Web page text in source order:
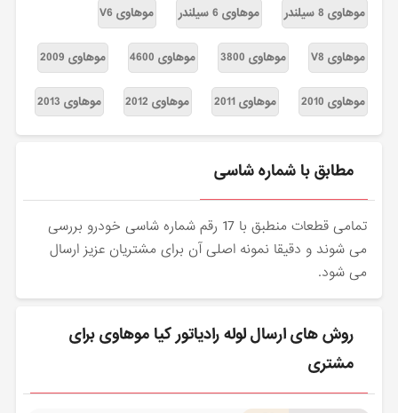
موهاوی 8 سیلندر موهاوی 6 سیلندر موهاوی V6
موهاوی V8 موهاوی 3800 موهاوی 4600 موهاوی 2009
موهاوی 2010 موهاوی 2011 موهاوی 2012 موهاوی 2013
مطابق با شماره شاسی
تمامی قطعات منطبق با 17 رقم شماره شاسی خودرو بررسی
می شوند و دقیقا نمونه اصلی آن برای مشتریان عزیز ارسال
می شود.
روش های ارسال لوله رادیاتور کیا موهاوی برای
مشتری